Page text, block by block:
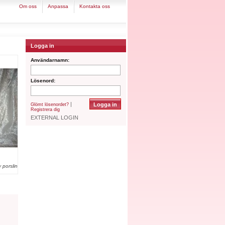
om oss anpassa kontakta oss
porslin
Logga in
Användarnamn:
Lösenord:
Glömt lösenordet? |
Registrera dig
EXTERNAL LOGIN